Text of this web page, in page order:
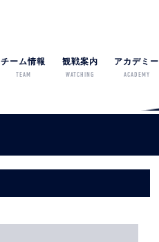
チーム情報
TEAM
観戦案内
WATCHING
アカデミー
ACADEMY